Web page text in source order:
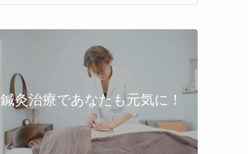
鍼灸治療であなたも元気に！